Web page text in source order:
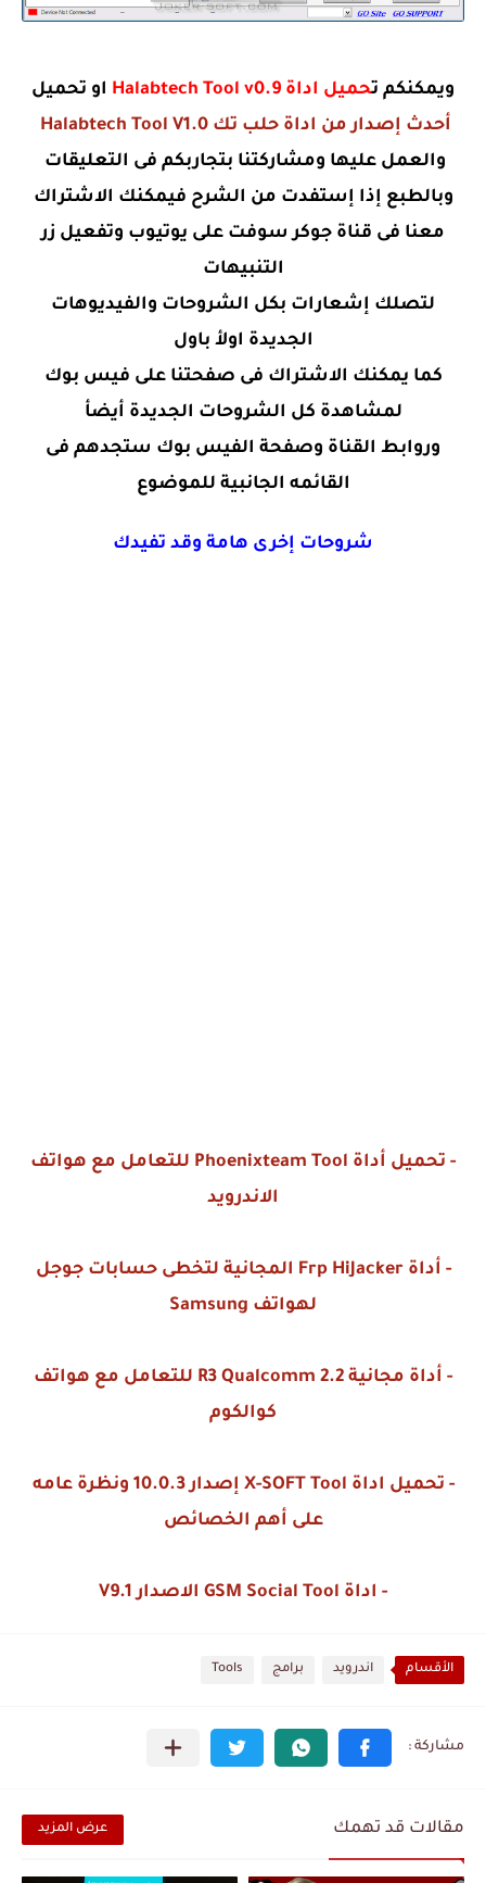
ويمكنكم تحميل اداة Halabtech Tool v0.9
او تحميل
أحدث إصدار من اداة حلب تكHalabtech Tool V1.0
والعمل عليها ومشاركتنا بتجاربكم فى التعليقات
وبالطبع إذا إستفدت من الشرح فيمكنك الاشتراك
معنا فى قناة جوكر سوفت على يوتيوب وتفعيل زر
التنبيهات
لتصلك إشعارات بكل الشروحات والفيديوهات
الجديدة اولأ باول
كما يمكنك الاشتراك فى صفحتنا على فيس بوك
لمشاهدة كل الشروحات الجديدة أيضأ
وروابط القناة وصفحة الفيس بوك ستجدهم فى
القائمه الجانبية للموضوع
شروحات إخرى هامة وقد تفيدك
- تحميل أداة Phoenixteam Tool للتعامل مع هواتف
الاندرويد
- أداة Frp HiJacker المجانية لتخطى حسابات جوجل
لهواتف Samsung
- أداة مجانية R3 Qualcomm 2.2 للتعامل مع هواتف
كوالكوم
- تحميل اداة X-SOFT Tool إصدار 10.0.3 ونظرة عامه
على أهم الخصائص
- اداة GSM Social Tool الاصدار V9.1
الأقسام اندرويد برامج Tools
مقالات قد تهمك عرض المزيد